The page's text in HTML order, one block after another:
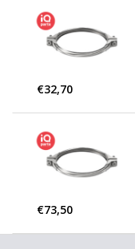
€32,70
€73,50